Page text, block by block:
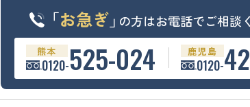
「お急ぎ」 の方はお電話でご相談
熊本
0120-525-024 鹿児島
0120-